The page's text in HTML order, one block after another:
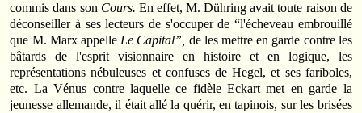
commis dans son Cours. En effet, M. Dühring avait toute raison de
déconseiller à ses lecteurs de s'occuper de “l'écheveau embrouillé
que M. Marx appelle Le Capital”, de les mettre en garde contre les
bâtards de l'esprit visionnaire en histoire et en logique, les
représentations nébuleuses et confuses de Hegel, et ses fariboles,
etc. La Vénus contre laquelle ce fidèle Eckart met en garde la
jeunesse allemande, il était allé la quérir, en tapinois, sur les brisées